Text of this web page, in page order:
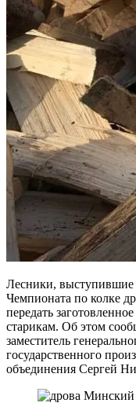
Лесники, выступившие
Чемпионата по колке
передать
старикам. Об этом
заместитель
государственного
объединения Сергей